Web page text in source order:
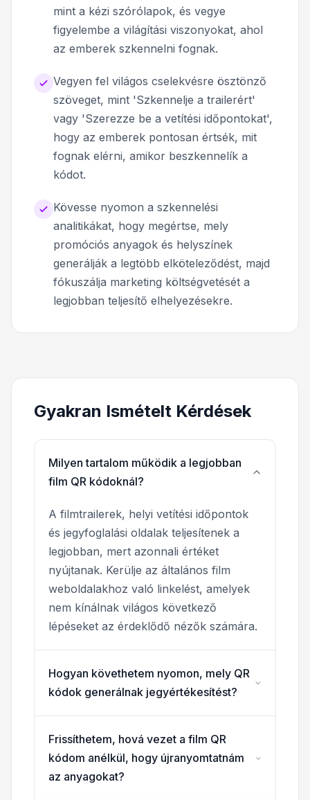
mint a kézi szórólapok, és vegye
figyelembe a világítási viszonyokat, ahol
az emberek szkennelni fognak.
Vegyen fel világos cselekvésre ösztönző
szöveget, mint 'Szkennelje a trailerért'
vagy 'Szerezze be a vetítési időpontokat',
hogy az emberek pontosan értsék, mit
fognak elérni, amikor beszkennelík a
kódot.
Kövesse nyomon a szkennelési
analitikákat, hogy megértse, mely
promóciós anyagok és helyszínek
generálják a legtöbb elköteleződést, majd
fókuszálja marketing költségvetését a
legjobban teljesítő elhelyezésekre.
Gyakran Ismételt Kérdések
Milyen tartalom működik a legjobban
film QR kódoknál?
A filmtrailerek, helyi vetítési időpontok
és jegyfoglalási oldalak teljesítenek a
legjobban, mert azonnali értéket
nyújtanak. Kerülje az általános film
weboldalakhoz való linkelést, amelyek
nem kínálnak világos következő
lépéseket az érdeklődő nézők számára.
Hogyan követhetem nyomon, mely QR
kódok generálnak jegyértékesítést?
Frissíthetem, hová vezet a film QR
kódom anélkül, hogy újranyomtatnám
az anyagokat?